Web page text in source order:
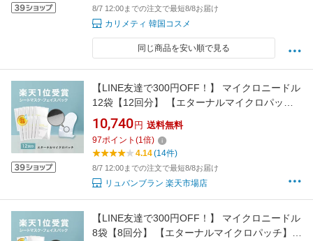
8/7 12:00までの注文で最短8/8お届け
カリメティ 韓国コスメ
同じ商品を安い順で見る
【LINE友達で300円OFF！】 マイクロニードル
12袋【12回分】 【エターナルマイクロパッ
チ】 ニードルパッチ ヒアルロン酸 パッチ 目元
針 パック 刺す シート状美容液 ヒアルロン酸 マ
イクロパッチ 目元ケア 眉間 眉間ニードルパッ
10,740 円 送料無料
97ポイント (1倍)
4.14(14件)
8/7 12:00までの注文で最短8/8お届け
リュバンブラン 楽天市場店
【LINE友達で300円OFF！】 マイクロニードル
8袋【8回分】 【エターナルマイクロパッチ】